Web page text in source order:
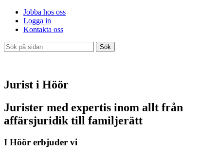
Jobba hos oss
Logga in
Kontakta oss
Sök
Jurist i Höör
Jurister med expertis inom allt från
affärsjuridik till familjerätt
I Höör erbjuder vi